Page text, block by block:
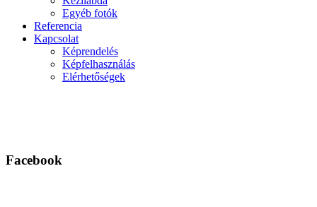
Egyéb fotók
Referencia
Kapcsolat
Képrendelés
Képfelhasználás
Elérhetőségek
Facebook